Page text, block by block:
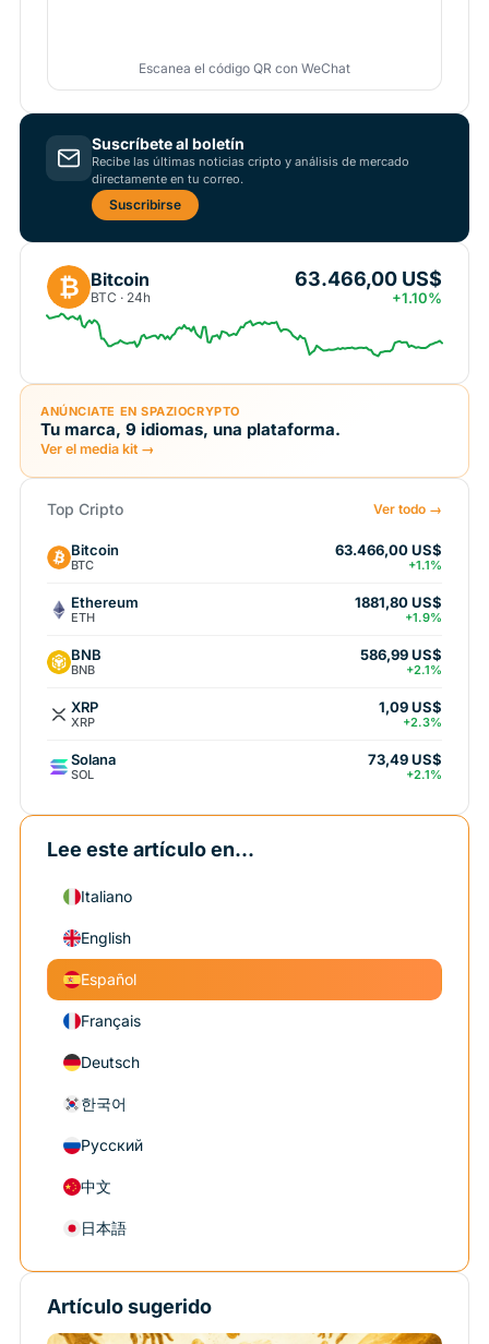
Escanea el código QR con WeChat
Suscríbete al boletín
Recibe las últimas noticias cripto y análisis de mercado
directamente en tu correo.
Suscribirse
₿ Bitcoin
BTC · 24h
63.466,00 US$
+1.10%
ANÚNCIATE EN SPAZIOCRYPTO
Tu marca, 9 idiomas, una plataforma.
Ver el media kit →
Top Cripto Ver todo →
Bitcoin
BTC
63.466,00 US$
+1.1%
Ethereum
ETH
1881,80 US$
+1.9%
BNB
BNB
586,99 US$
+2.1%
XRP
XRP
1,09 US$
+2.3%
Solana
SOL
73,49 US$
+2.1%
Lee este artículo en...
Italiano
English
Español
Français
Deutsch
한국어
Русский
中文
日本語
Artículo sugerido